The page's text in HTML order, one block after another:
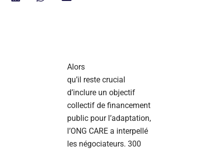
Alors
qu’il reste crucial
d’inclure un objectif
collectif de financement
public pour l’adaptation,
l’ONG CARE a interpellé
les négociateurs. 300